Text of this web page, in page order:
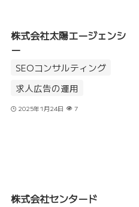
株式会社太陽エージェンシ
ー
SEOコンサルティング
求人広告の運用
2025年1月24日 7
株式会社センタード